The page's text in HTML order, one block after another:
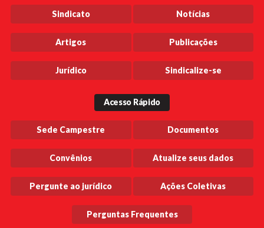
Sindicato Notícias
Artigos Publicações
Jurídico Sindicalize-se
Acesso Rápido
Sede Campestre Documentos
Convênios Atualize seus dados
Pergunte ao jurídico Ações Coletivas
Perguntas Frequentes